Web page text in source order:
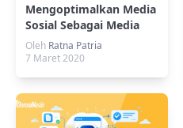
Mengoptimalkan Media
Sosial Sebagai Media
Promosi
Oleh Ratna Patria
7 Maret 2020